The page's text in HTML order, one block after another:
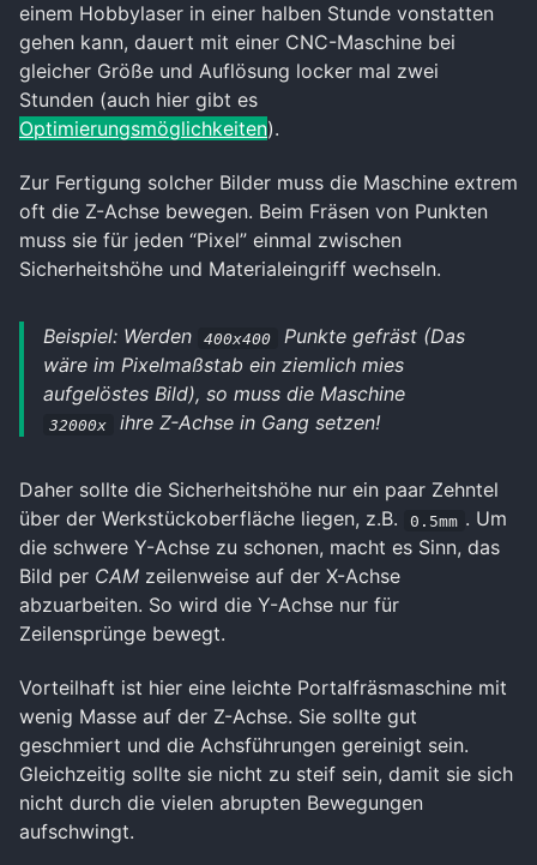
einem Hobbylaser in einer halben Stunde vonstatten
gehen kann, dauert mit einer CNC-Maschine bei
gleicher Größe und Auflösung locker mal zwei
Stunden (auch hier gibt es
Optimierungsmöglichkeiten).
Zur Fertigung solcher Bilder muss die Maschine extrem
oft die Z-Achse bewegen. Beim Fräsen von Punkten
muss sie für jeden “Pixel” einmal zwischen
Sicherheitshöhe und Materialeingriff wechseln.
Beispiel: Werden 400x400
Punkte gefräst (Das
wäre im Pixelmaßstab ein ziemlich mies
aufgelöstes Bild), so muss die Maschine
32000x ihre Z-Achse in Gang setzen!
Daher sollte die Sicherheitshöhe nur ein paar Zehntel
über der Werkstückoberfläche liegen, z.B.
0.5mm . Um
die schwere Y-Achse zu schonen, macht es Sinn, das
Bild per CAM zeilenweise auf der X-Achse
abzuarbeiten. So wird die Y-Achse nur für
Zeilensprünge bewegt.
Vorteilhaft ist hier eine leichte Portalfräsmaschine mit
wenig Masse auf der Z-Achse. Sie sollte gut
geschmiert und die Achsführungen gereinigt sein.
Gleichzeitig sollte sie nicht zu steif sein, damit sie sich
nicht durch die vielen abrupten Bewegungen
aufschwingt.